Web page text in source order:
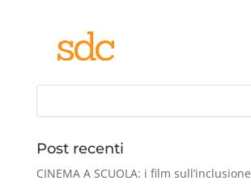
Post recenti
CINEMA A SCUOLA: i film sull’inclusione